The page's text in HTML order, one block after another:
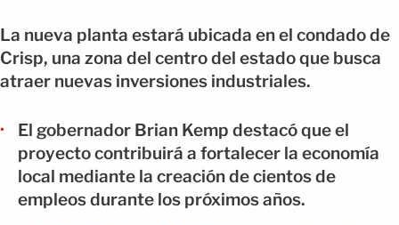
La nueva planta estará ubicada en el condado de
Crisp, una zona del centro del estado que busca
atraer nuevas inversiones industriales.
El gobernador Brian Kemp destacó que el
proyecto contribuirá a fortalecer la economía
local mediante la creación de cientos de
empleos durante los próximos años.